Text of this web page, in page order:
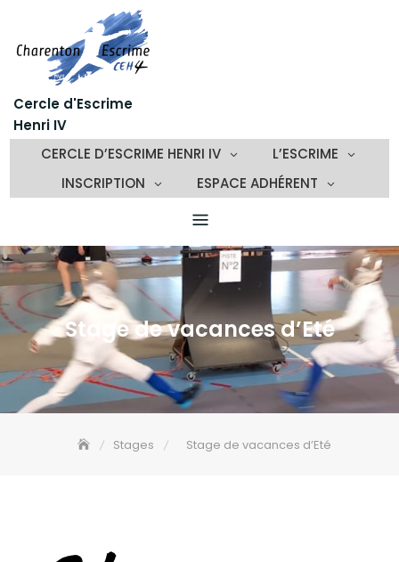
content
Cercle d'Escrime
Henri IV
CERCLE D’ESCRIME HENRI IV
L’ESCRIME
INSCRIPTION
ESPACE ADHÉRENT
Stage de vacances d’Eté
Stages Stage de vacances d’Eté